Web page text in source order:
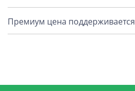
Премиум цена поддерживается